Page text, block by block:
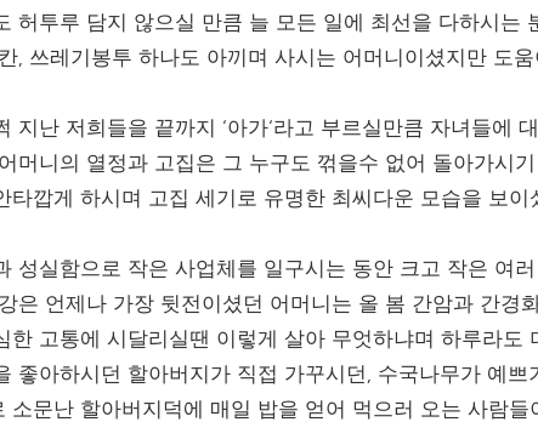
허투루 담지 않으실 만큼 늘 모든 일에 최선을 다하시는
, 쓰레기봉투 하나도 아끼며 사시는 어머니이셨지만 도
지난 저희들을 끝까지 ‘아가‘라고 부르실만큼 자녀들에
머니의 열정과 고집은 그 누구도 꺾을수 없어 돌아가시
타깝게 하시며 고집 세기로 유명한 최씨다운 모습을 보이
성실함으로 작은 사업체를 일구시는 동안 크고 작은 여
은 언제나 가장 뒷전이셨던 어머니는 올 봄 간암과 간
한 고통에 시달리실땐 이렇게 살아 무엇하냐며 하루라도
좋아하시던 할아버지가 직접 가꾸시던, 수국나무가 예쁘
소문난 할아버지덕에 매일 밥을 얻어 먹으러 오는 사람